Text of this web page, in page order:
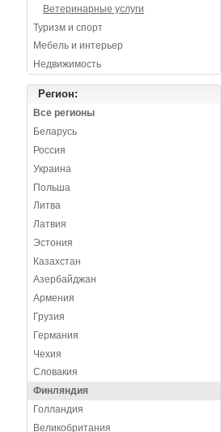
Ветеринарные услуги
Туризм и спорт
Мебель и интерьер
Недвижимость
Регион:
Все регионы
Беларусь
Россия
Украина
Польша
Литва
Латвия
Эстония
Казахстан
Азербайджан
Армения
Грузия
Германия
Чехия
Словакия
Финляндия
Голландия
Великобритания